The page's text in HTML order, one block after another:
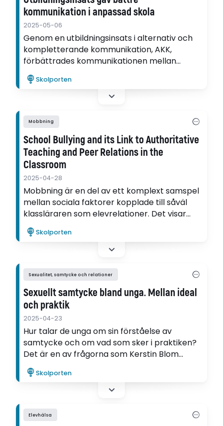
kommunikation i anpassad skola
2025-05-06
Genom en utbildningsinsats i alternativ och
kompletterande kommunikation, AKK,
förbättrades kommunikationen mellan
elever och personal i anpassad skola. Det
visar Sofia Wallins avhandling.
Skolporten
Mobbning
School Bullying and its Link to Authoritative
Teaching and Peer Relations in the
Classroom
2025-04-28
Mobbning är en del av ett komplext samspel
mellan sociala faktorer kopplade till såväl
klassläraren som elevrelationer. Det visar
Mattias Kloo i sin avhandling.
Skolporten
Sexualitet, samtycke och relationer
Sexuellt samtycke bland unga. Mellan ideal
och praktik
2025-04-23
Hur talar de unga om sin förståelse av
samtycke och om vad som sker i praktiken?
Det är en av frågorna som Kerstin Blom
undersöker i sin avhandling.
Skolporten
Elevhälsa